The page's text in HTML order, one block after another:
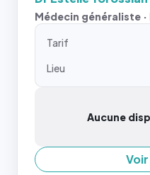
Médecin généraliste ·
Tarif
Lieu
Aucune